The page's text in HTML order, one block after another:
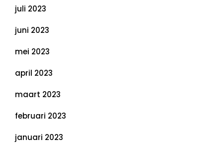
juli 2023
juni 2023
mei 2023
april 2023
maart 2023
februari 2023
januari 2023